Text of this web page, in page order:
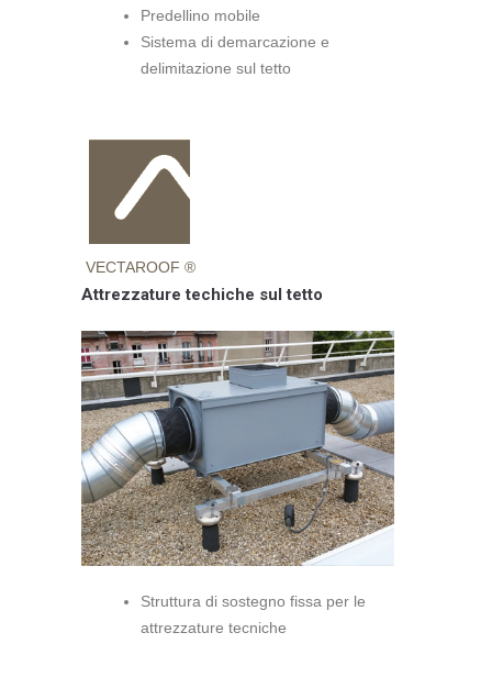
Predellino mobile
Sistema di demarcazione e
delimitazione sul tetto
VECTAROOF ®
Attrezzature techiche sul tetto
Struttura di sostegno fissa per le
attrezzature tecniche